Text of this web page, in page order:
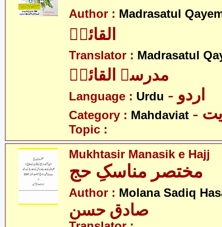
Author : Madrasatul
القائمؑ
Translator : Madrasatul
مدرسۃ القائمؑ
Language : Urdu - اردو
Category : Mahdaviat
Topic :
Mukhtasir Manasik e Hajj
مختصر مناسکِ حج
Author : Molana Sadiq
صادق حسن